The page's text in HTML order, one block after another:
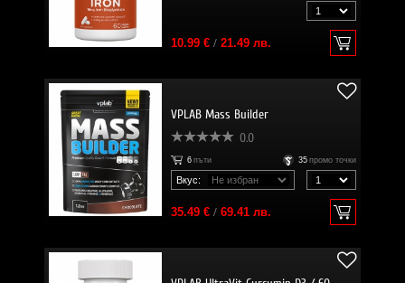
10.99 €/ 21.49 лв.
VPLAB Mass Builder
0.0
6 пъти 35 промо точки
Вкус:
35.49 €/ 69.41 лв.